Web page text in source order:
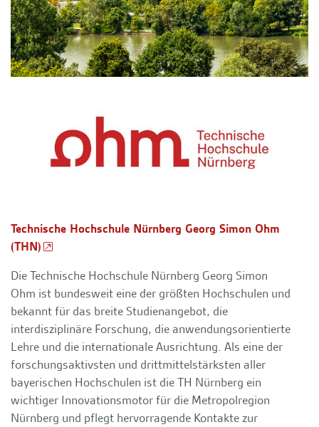
Technische Hochschule Nürnberg Georg Simon Ohm
(THN)
Die Technische Hochschule Nürnberg Georg Simon
Ohm ist bundesweit eine der größten Hochschulen und
bekannt für das breite Studienangebot, die
interdisziplinäre Forschung, die anwendungsorientierte
Lehre und die internationale Ausrichtung. Als eine der
forschungsaktivsten und drittmittelstärksten aller
bayerischen Hochschulen ist die TH Nürnberg ein
wichtiger Innovationsmotor für die Metropolregion
Nürnberg und pflegt hervorragende Kontakte zur